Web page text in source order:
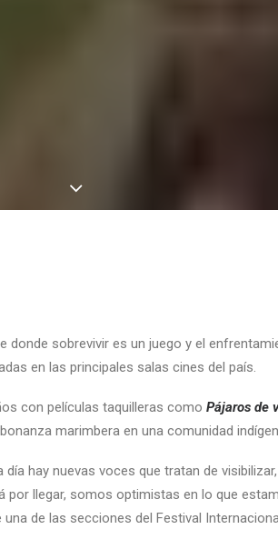
donde sobrevivir es un juego y el
en las principales salas cines del país.
con películas taquilleras como Pájaros de
marimbera en una comunidad
hay nuevas voces que tratan de
llegar, somos optimistas en lo que
una de las secciones del Festival